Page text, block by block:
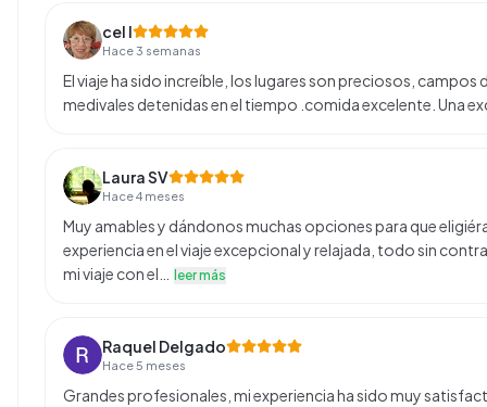
cel l
Hace 3 semanas
El viaje ha sido increíble, los lugares son preciosos,
medivales detenidas en el tiempo .comida excelente. Una
Laura SV
Hace 4 meses
Muy amables y dándonos muchas opciones para que
experiencia en el viaje excepcional y relajada, todo sin
mi viaje con el…
leer más
Raquel Delgado
Hace 5 meses
Grandes profesionales, mi experiencia ha sido muy